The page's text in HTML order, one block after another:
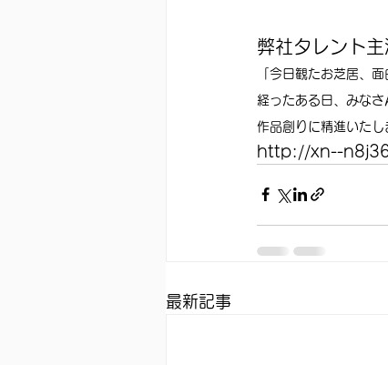
弊社タレント主
「今日観たお芝居、
経ったある日、みな
作品創りに精進いたし
http://xn--
最新記事